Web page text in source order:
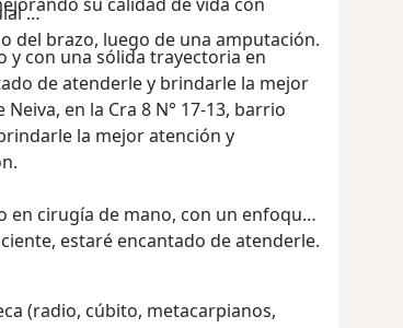
y con una sólida trayectoria en
de atenderle y brindarle la mejor
del brazo, luego de una amputación.
en la Cra 8 N° 17-13, barrio
la mejor atención y
en cirugía de mano, con un enfoque
estaré encantado de atenderle.
(radio, cúbito, metacarpianos,